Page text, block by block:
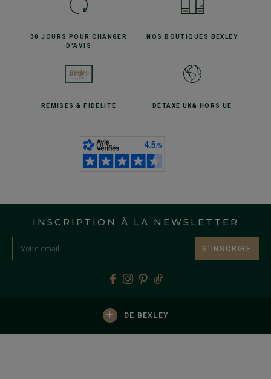
30 JOURS POURCHANGER
D'AVIS
NOS BOUTIQUES BEXLEY
REMISES& FIDÉLITÉ DÉTAXE UK& HORS UE
INSCRIPTION À LA NEWSLETTER
S’INSCRIRE
+ DE BEXLEY